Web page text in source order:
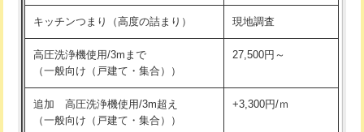
マス交換（深さ50㎝未満）
マス交換（深さ50㎝以上） 66,000円
持込商品取付（単水栓）
持込商品取付（混合水栓） 16,500円
キッチンつまり（高度の詰まり） 現地調査
高圧洗浄機使用/3mまで
（一般向け（戸建て・集合））
27,500円～
追加 高圧洗浄機使用/3m超え
（一般向け（戸建て・集合））
+3,300円/ｍ